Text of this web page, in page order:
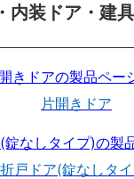
内装ドア・建
片開きドア
折戸ドア(錠なしタ